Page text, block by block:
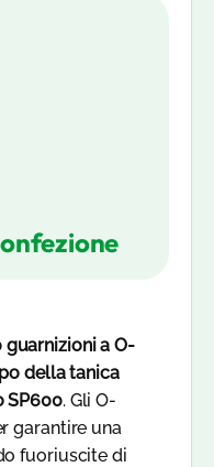
guarnizioni a O-
della tanica
SP600. Gli O-
garantire una
fuoriuscite di